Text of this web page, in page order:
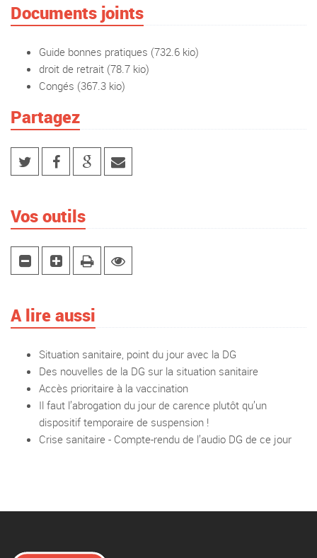
Documents joints
Guide bonnes pratiques (732.6 kio)
droit de retrait (78.7 kio)
Congés (367.3 kio)
Partagez
Vos outils
A lire aussi
Situation sanitaire, point du jour avec la DG
Des nouvelles de la DG sur la situation sanitaire
Accès prioritaire à la vaccination
Il faut l’abrogation du jour de carence plutôt qu’un
dispositif temporaire de suspension !
Crise sanitaire - Compte-rendu de l’audio DG de ce jour